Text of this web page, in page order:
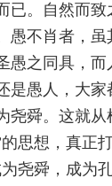
已。自然而
愚不肖者，
愚之同具，
是愚人，大
尧舜。这就
思想，真正
尧舜，成为